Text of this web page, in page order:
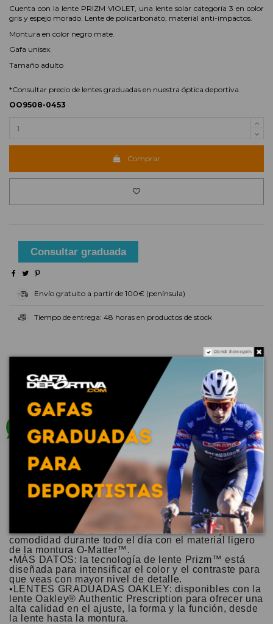
Cuenta con la lente PRIZM VIOLET, una lente solar categoría 3 en color
gris y espejo morado. Lente de policarbonato, material anti-impactos.
Montura en color negro mate.
Gafa unisex.
Tamaño adulto
*Consultar precio de lentes graduadas en nuestra óptica deportiva.
OO9508-0453
Comprar
Consultar graduada
Envío gratuito a partir de 100€ (península)
Tiempo de entrega: 48 horas en productos de stock
En la cultura pop, fue una época como ninguna otra.
Ronald Reagan era el presidente de EE. UU.,
Terminator se estrenaba en cines y Run DMC recibía
el disco de oro por su álbum. También fue la época
en la que Oakley creó unas gafas de sol únicas
llamadas Frogskins™. Oakley® resucitó los
materiales originales de los años 80 para darte la
oportunidad de apropiarte de una pieza histórica. Se
ha cambiado el tamaño para brindar un mejor ajuste
a rostros más pequeños.
• DISEÑO: cuentan con una montura adecuada para
rostros pequeños. Tienen las mismas proporciones
de lente que la Frogskins original, disponible en un
tamaño más pequeño.
• MATERIAL DE LA MONTURA: durabilidad y
comodidad durante todo el día con el material ligero
de la montura O-Matter™.
•MÁS DATOS: la tecnología de lente Prizm™ está
diseñada para intensificar el color y el contraste para
que veas con mayor nivel de detalle.
•LENTES GRADUADAS OAKLEY: disponibles con la
lente Oakley® Authentic Prescription para ofrecer una
alta calidad en el ajuste, la forma y la función, desde
la lente hasta la montura.
Do not show again.